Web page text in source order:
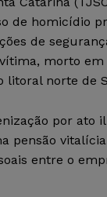
de homicídio
de
morto
norte de
por ato
pensão
entre o